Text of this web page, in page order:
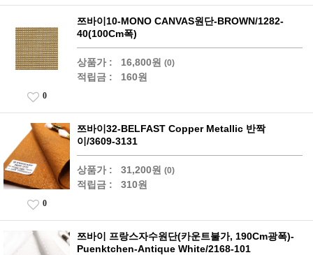
쯔바이10-MONO CANVAS원단-BROWN/1282-
40(100Cm폭)
상품가 : 16,800원 (0)
적립금 : 160원
0
쯔바이32-BELFAST Copper Metallic 반짝
이/3609-3131
상품가 : 31,200원 (0)
적립금 : 310원
0
쯔바이 프랑스자수원단(카운트불가, 190Cm광폭)-
Puenktchen-Antique White/2168-101